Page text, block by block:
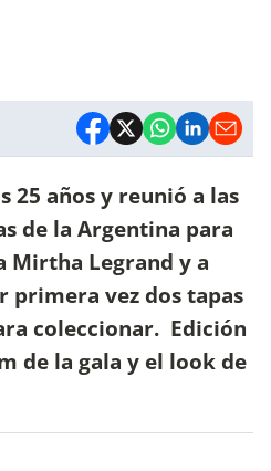
25 años y reunió a las
de la Argentina para
Legrand y a
primera vez dos tapas
coleccionar. Edición
de la gala y el look de